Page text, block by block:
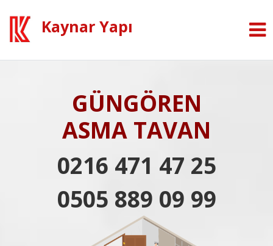
Kaynar Yapı
GÜNGÖREN
ASMA TAVAN
0216 471 47 25
0505 889 09 99